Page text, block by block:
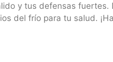
y tus defensas fuertes.
del frío para tu salud.